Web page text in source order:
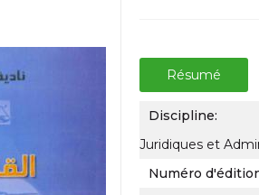
Résumé
Discipline:
Juridiques et
Numéro